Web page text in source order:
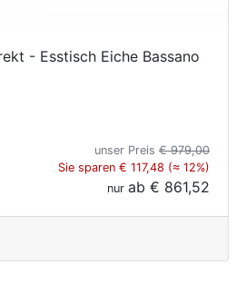
- Esstisch Eiche Bassano
unser Preis € 979,00
Sie sparen € 117,48 (≈ 12%)
nur ab € 861,52